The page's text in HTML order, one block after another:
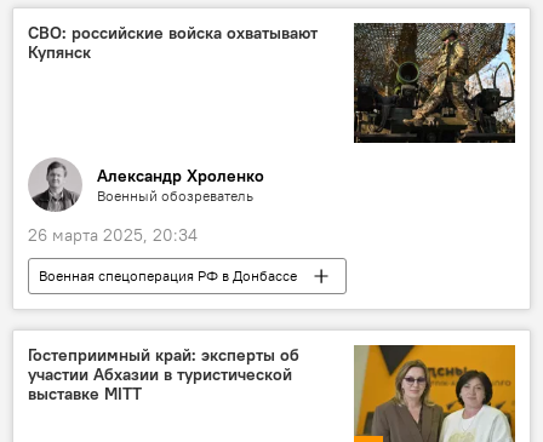
СВО: российские войска охватывают
Купянск
Александр Хроленко
Военный обозреватель
26 марта 2025, 20:34
Военная спецоперация РФ в Донбассе
Мнение
авторы
Колумнисты
Россия
Гостеприимный край: эксперты об
участии Абхазии в туристической
выставке MITT